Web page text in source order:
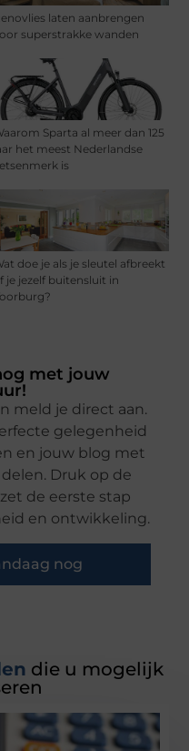
laten aanbrengen
superstrakke wanden
Sparta al meer dan 125
het meest Nederlandse
is
doe je als je sleutel afbreekt
je jezelf buitensluit in
met jouw
meld je direct aan.
gelegenheid
en jouw blog met
Druk op de
de eerste stap
en ontwikkeling.
nog
die u mogelijk